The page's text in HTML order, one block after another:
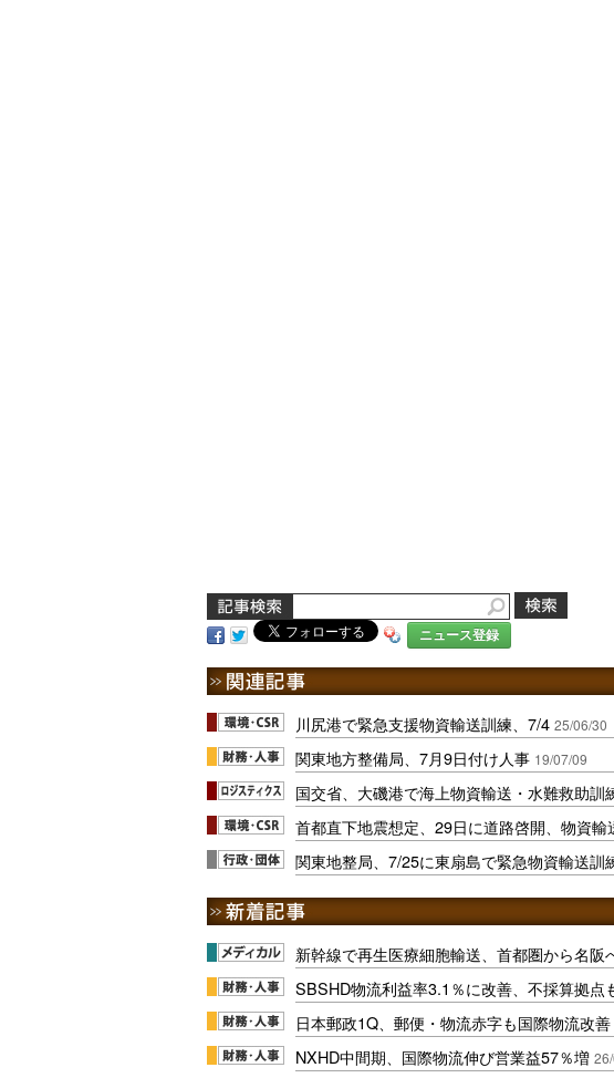
ニュース登録
川尻港で緊急支援物資輸送訓練、7/4 25/06/30
関東地方整備局、7月9日付け人事 19/07/09
国交省、大磯港で海上物資輸送・水難救助訓
首都直下地震想定、29日に道路啓開、物資輸
関東地整局、7/25に東扇島で緊急物資輸送訓
新幹線で再生医療細胞輸送、首都圏から名阪
SBSHD物流利益率3.1％に改善、不採算拠点
日本郵政1Q、郵便・物流赤字も国際物流改善
NXHD中間期、国際物流伸び営業益57％増